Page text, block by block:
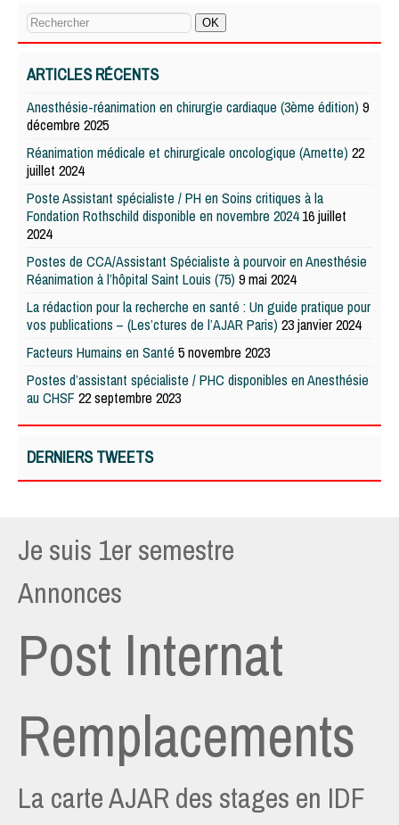
ARTICLES RÉCENTS
Anesthésie-réanimation en chirurgie cardiaque (3ème édition) 9
décembre 2025
Réanimation médicale et chirurgicale oncologique (Arnette) 22
juillet 2024
Poste Assistant spécialiste / PH en Soins critiques à la
Fondation Rothschild disponible en novembre 2024 16 juillet
2024
Postes de CCA/Assistant Spécialiste à pourvoir en Anesthésie
Réanimation à l’hôpital Saint Louis (75) 9 mai 2024
La rédaction pour la recherche en santé : Un guide pratique pour
vos publications – (Les’ctures de l’AJAR Paris) 23 janvier 2024
Facteurs Humains en Santé 5 novembre 2023
Postes d’assistant spécialiste / PHC disponibles en Anesthésie
au CHSF 22 septembre 2023
DERNIERS TWEETS
Je suis 1er semestre
Annonces
Post Internat
Remplacements
La carte AJAR des stages en IDF